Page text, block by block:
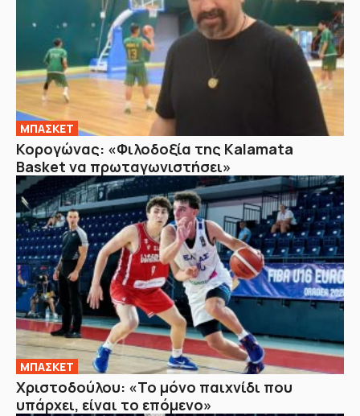
ΜΠΑΣΚΕΤ
Κορογώνας: «Φιλοδοξία της Kalamata
Basket να πρωταγωνιστήσει»
ΜΠΑΣΚΕΤ
Χριστοδούλου: «Το μόνο παιχνίδι που
υπάρχει, είναι το επόμενο»